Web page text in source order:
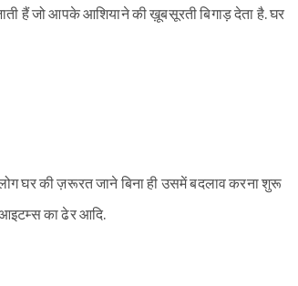
हैं जो आपके आशियाने की ख़ूबसूरती बिगाड़ देता है. घर
घर की ज़रूरत जाने बिना ही उसमें बदलाव करना शुरू
आइटम्स का ढेर आदि.